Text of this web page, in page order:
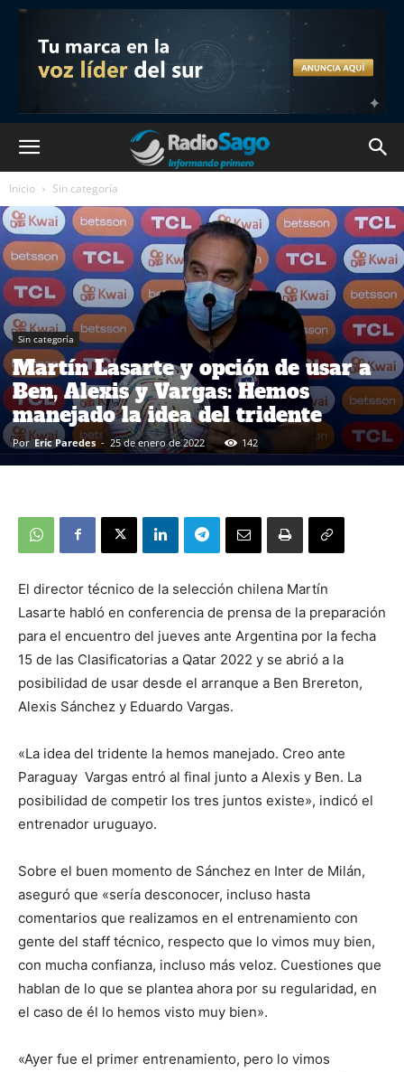
Inicio Sin categoría
Sin categoría
Martín Lasarte y opción de usar a
Ben, Alexis y Vargas: Hemos
manejado la idea del tridente
Por Eric Paredes - 25 de enero de 2022 142
El director técnico de la selección chilena Martín
Lasarte habló en conferencia de prensa de la preparación
para el encuentro del jueves ante Argentina por la fecha
15 de las Clasificatorias a Qatar 2022 y se abrió a la
posibilidad de usar desde el arranque a Ben Brereton,
Alexis Sánchez y Eduardo Vargas.
«La idea del tridente la hemos manejado. Creo ante
Paraguay Vargas entró al final junto a Alexis y Ben. La
posibilidad de competir los tres juntos existe», indicó el
entrenador uruguayo.
Sobre el buen momento de Sánchez en Inter de Milán,
aseguró que «sería desconocer, incluso hasta
comentarios que realizamos en el entrenamiento con
gente del staff técnico, respecto que lo vimos muy bien,
con mucha confianza, incluso más veloz. Cuestiones que
hablan de lo que se plantea ahora por su regularidad, en
el caso de él lo hemos visto muy bien».
«Ayer fue el primer entrenamiento, pero lo vimos